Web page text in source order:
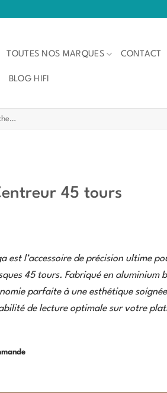
TOUTES NOS MARQUES CONTACT
BLOG HIFI
45 tours
est l’accessoire de précision ultime
45 tours. Fabriqué en aluminium
parfaite à une esthétique
de lecture optimale sur votre
- Centreur 45 tours